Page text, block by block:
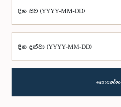
දින සිට (YYYY-MM-DD)
දින දක්වා (YYYY-MM-DD)
සොයන්න